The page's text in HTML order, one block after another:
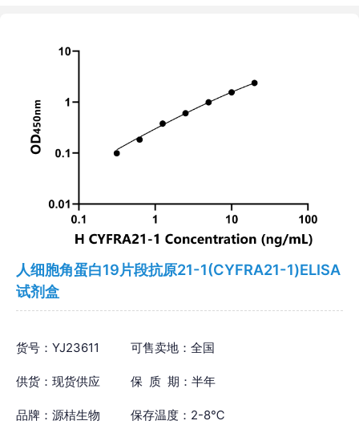
人细胞角蛋白19片段抗原21-1(CYFRA21-1)ELISA
试剂盒
货号：YJ23611 可售卖地：全国
供货：现货供应 保 质 期：半年
品牌：源桔生物 保存温度：2-8℃